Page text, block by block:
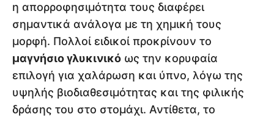
η απορροφησιμότητα τους διαφέρει
σημαντικά ανάλογα με τη χημική τους
μορφή. Πολλοί ειδικοί προκρίνουν το
μαγνήσιο γλυκινικό ως την κορυφαία
επιλογή για χαλάρωση και ύπνο, λόγω της
υψηλής βιοδιαθεσιμότητας και της φιλικής
δράσης του στο στομάχι. Αντίθετα, το